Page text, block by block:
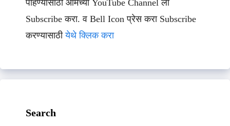
पाहण्यासाठी आमच्या YouTube Channel ला
Subscribe करा. व Bell Icon प्रेस करा Subscribe
करण्यासाठीयेथे क्लिक करा
Search